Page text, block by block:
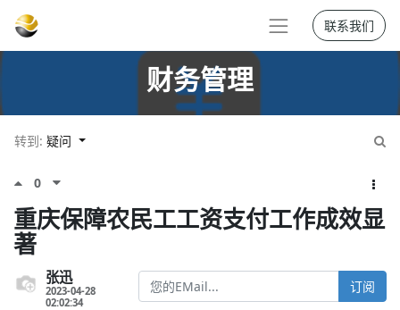
联系我们
财务管理
转到: 疑问
0
重庆保障农民工工资支付工作成效显
著
张迅
2023-04-28
02:02:34
订阅